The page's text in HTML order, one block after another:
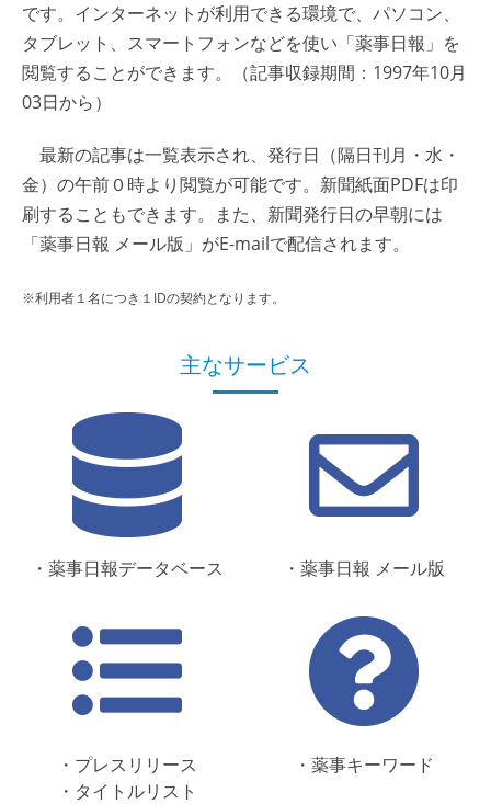
です。インターネットが利用できる環境で、パソコン、
タブレット、スマートフォンなどを使い「薬事日報」を
閲覧することができます。（記事収録期間：1997年10月
03日から）
最新の記事は一覧表示され、発行日（隔日刊月・水・
金）の午前０時より閲覧が可能です。新聞紙面PDFは印
刷することもできます。また、新聞発行日の早朝には
「薬事日報 メール版」がE-mailで配信されます。
※利用者１名につき１IDの契約となります。
主なサービス
・薬事日報データベース ・薬事日報 メール版
・プレスリリース
・タイトルリスト
・薬事キーワード